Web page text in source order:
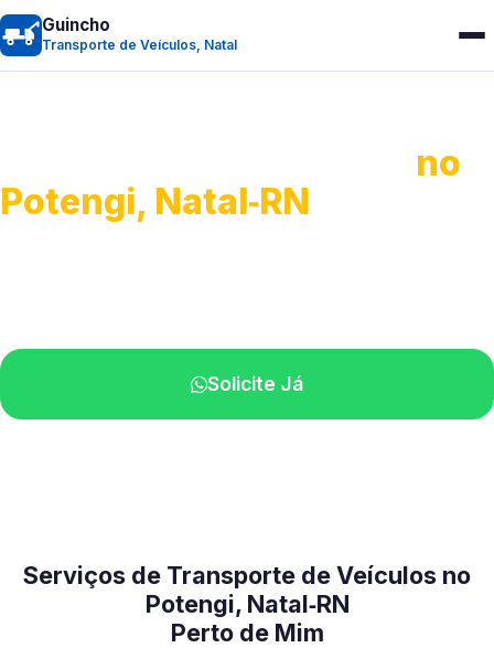
Guincho
Transporte de Veículos, Natal
no
Potengi, Natal‑RN
Solicite Já
Serviços de Transporte de Veículos no
Potengi, Natal‑RN
Perto de Mim